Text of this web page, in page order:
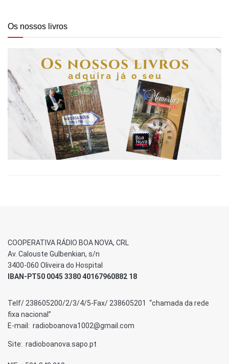
Os nossos livros
COOPERATIVA RÁDIO BOA NOVA, CRL
Av. Calouste Gulbenkian, s/n
3400-060 Oliveira do Hospital
IBAN-PT50 0045 3380 40167960882 18
Telf/ 238605200/2/3/4/5-Fax/ 238605201 “chamada da rede
fixa nacional”
E-mail: radioboanova1002@gmail.com
Site: radioboanova.sapo.pt